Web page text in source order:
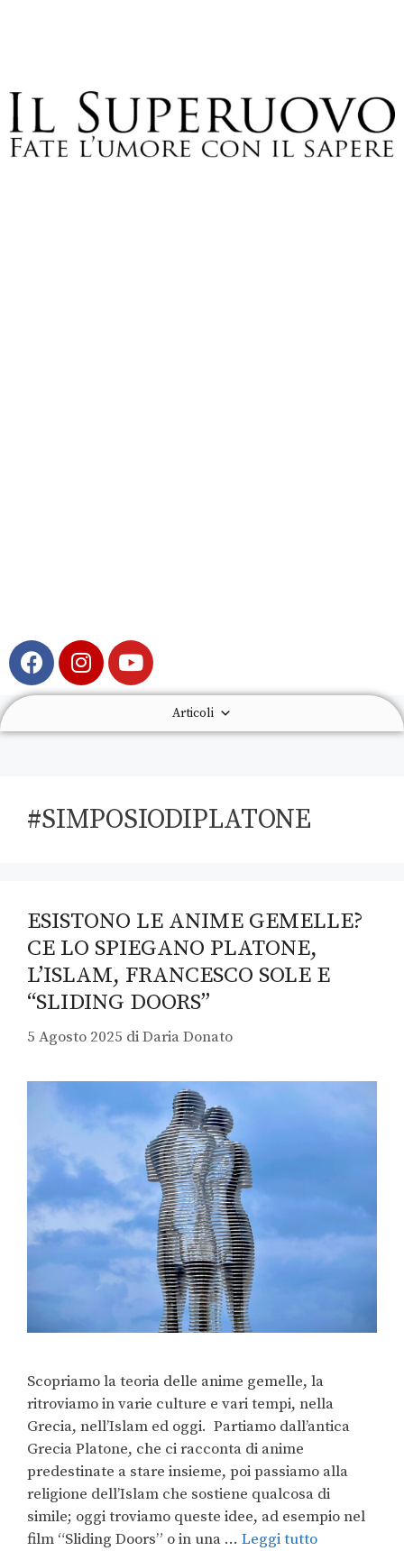
Articoli
#SIMPOSIODIPLATONE
ESISTONO LE ANIME GEMELLE?
CE LO SPIEGANO PLATONE,
L’ISLAM, FRANCESCO SOLE E
“SLIDING DOORS”
5 Agosto 2025 diDaria Donato
Scopriamo la teoria delle anime gemelle, la
ritroviamo in varie culture e vari tempi, nella
Grecia, nell’Islam ed oggi. Partiamo dall’antica
Grecia Platone, che ci racconta di anime
predestinate a stare insieme, poi passiamo alla
religione dell’Islam che sostiene qualcosa di
simile; oggi troviamo queste idee, ad esempio nel
film “Sliding Doors” o in una … Leggi tutto